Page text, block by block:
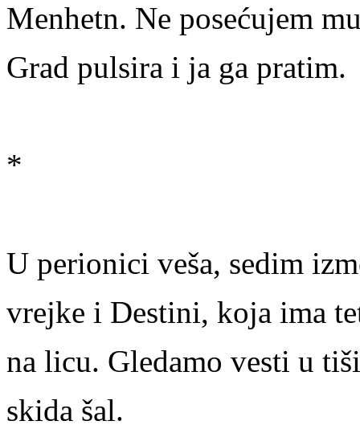
Menhetn. Ne posećujem
Grad pulsira i ja ga pratim.
*
U perionici veša, sedim
vrejke i Destini, koja ima
na licu. Gledamo vesti u
skida šal.